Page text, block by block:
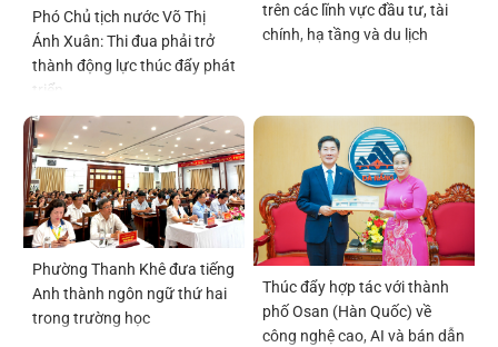
Phó Chủ tịch nước Võ Thị
Ánh Xuân: Thi đua phải trở
thành động lực thúc đẩy phát
triển
trên các lĩnh vực đầu tư, tài
chính, hạ tầng và du lịch
Phường Thanh Khê đưa tiếng
Anh thành ngôn ngữ thứ hai
trong trường học
Thúc đẩy hợp tác với thành
phố Osan (Hàn Quốc) về
công nghệ cao, AI và bán dẫn